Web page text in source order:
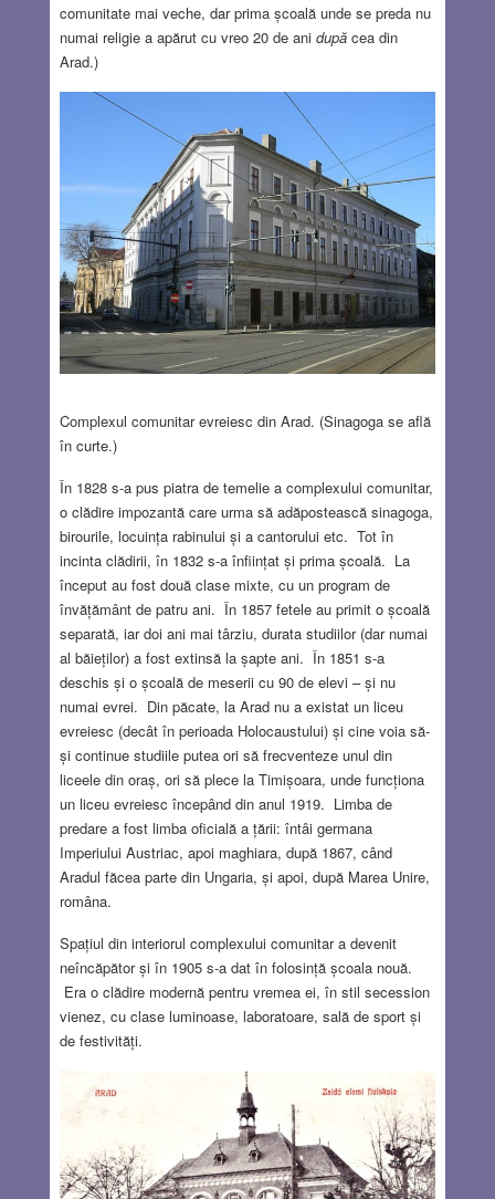
comunitate mai veche, dar prima școală unde se preda nu
numai religie a apărut cu vreo 20 de ani dupăcea din
Arad.)
Complexul comunitar evreiesc din Arad. (Sinagoga se află
în curte.)
În 1828 s-a pus piatra de temelie a complexului comunitar,
o clădire impozantă care urma să adăpostească sinagoga,
birourile, locuința rabinului și a cantorului etc. Tot în
incinta clădirii, în 1832 s-a înființat și prima școală. La
început au fost două clase mixte, cu un program de
învățământ de patru ani. În 1857 fetele au primit o școală
separată, iar doi ani mai târziu, durata studiilor (dar numai
al băieților) a fost extinsă la șapte ani. În 1851 s-a
deschis și o școală de meserii cu 90 de elevi – și nu
numai evrei. Din păcate, la Arad nu a existat un liceu
evreiesc (decât în perioada Holocaustului) și cine voia să-
și continue studiile putea ori să frecventeze unul din
liceele din oraș, ori să plece la Timișoara, unde funcționa
un liceu evreiesc începând din anul 1919. Limba de
predare a fost limba oficială a țării: întâi germana
Imperiului Austriac, apoi maghiara, după 1867, când
Aradul făcea parte din Ungaria, și apoi, după Marea Unire,
româna.
Spațiul din interiorul complexului comunitar a devenit
neîncăpător și în 1905 s-a dat în folosință școala nouă.
Era o clădire modernă pentru vremea ei, în stil secession
vienez, cu clase luminoase, laboratoare, sală de sport și
de festivități.